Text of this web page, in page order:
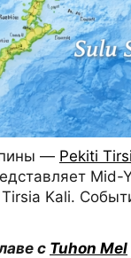
— Pekiti
Kali.
с Tuhon Mel